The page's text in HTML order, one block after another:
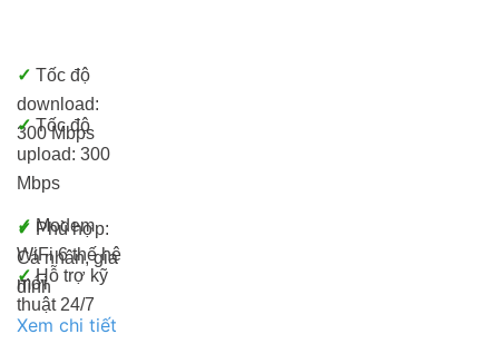
✓ Tốc độ
download:
300 Mbps
✓ Tốc độ
upload: 300
Mbps
✓ Phù hợp:
Cá nhân, gia
đình
✓ Modem
WiFi 6 thế hệ
mới
✓ Hỗ trợ kỹ
thuật 24/7
Xem chi tiết